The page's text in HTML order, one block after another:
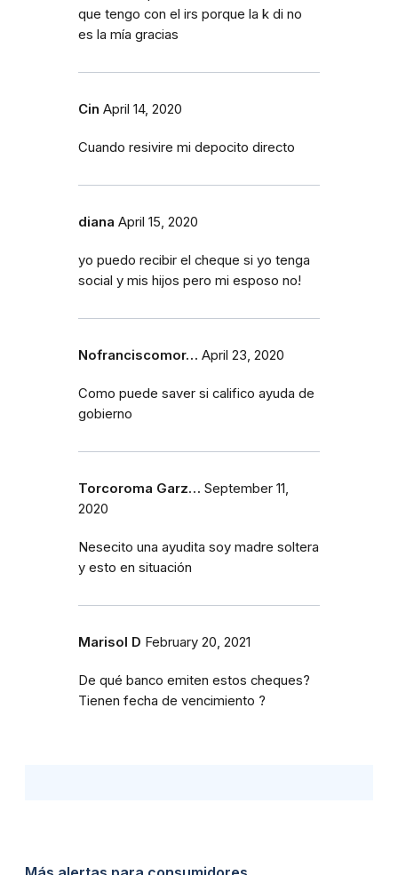
que tengo con el irs porque la k di no
es la mía gracias
Cin April 14, 2020
Cuando resivire mi depocito directo
diana April 15, 2020
yo puedo recibir el cheque si yo tenga
social y mis hijos pero mi esposo no!
Nofranciscomor… April 23, 2020
Como puede saver si califico ayuda de
gobierno
Torcoroma Garz… September 11,
2020
Nesecito una ayudita soy madre soltera
y esto en situación
Marisol D February 20, 2021
De qué banco emiten estos cheques?
Tienen fecha de vencimiento ?